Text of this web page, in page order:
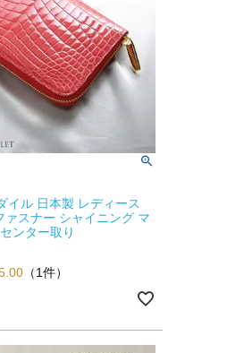
イル 日本製 レディース
ァスナー シャイニング マ
ンター取り
（1件）